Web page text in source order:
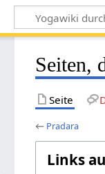
Seiten,
Seite
← Pradara
Links